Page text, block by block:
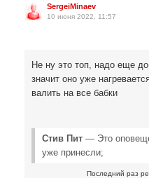
SergeiMinaev
10 июня 2022, 11:57
Не ну это топ, надо еще
значит оно уже
валить на все бабки
Стив Пит — Это
уже принесли;
Последний раз